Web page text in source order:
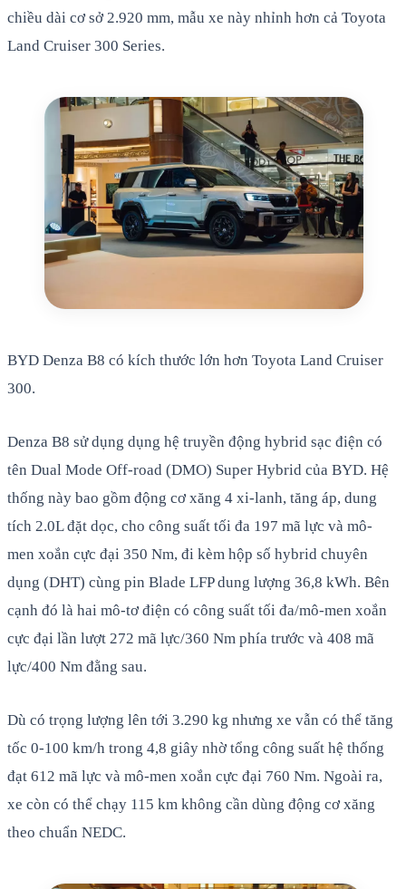
chiều dài cơ sở 2.920 mm, mẫu xe này nhỉnh hơn cả Toyota
Land Cruiser 300 Series.
BYD Denza B8 có kích thước lớn hơn Toyota Land Cruiser
300.
Denza B8 sử dụng dụng hệ truyền động hybrid sạc điện có
tên Dual Mode Off-road (DMO) Super Hybrid của BYD. Hệ
thống này bao gồm động cơ xăng 4 xi-lanh, tăng áp, dung
tích 2.0L đặt dọc, cho công suất tối đa 197 mã lực và mô-
men xoắn cực đại 350 Nm, đi kèm hộp số hybrid chuyên
dụng (DHT) cùng pin Blade LFP dung lượng 36,8 kWh. Bên
cạnh đó là hai mô-tơ điện có công suất tối đa/mô-men xoắn
cực đại lần lượt 272 mã lực/360 Nm phía trước và 408 mã
lực/400 Nm đằng sau.
Dù có trọng lượng lên tới 3.290 kg nhưng xe vẫn có thể tăng
tốc 0-100 km/h trong 4,8 giây nhờ tổng công suất hệ thống
đạt 612 mã lực và mô-men xoắn cực đại 760 Nm. Ngoài ra,
xe còn có thể chạy 115 km không cần dùng động cơ xăng
theo chuẩn NEDC.